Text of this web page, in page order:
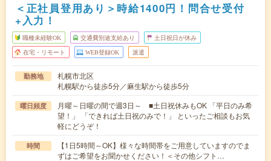
＜正社員登用あり＞時給1400円！問合せ受付
+入力！
職種未経験OK 交通費別途支給あり 土日祝日が休み
在宅・リモート WEB登録OK 派遣
勤務地
札幌市北区
札幌駅から徒歩5分／麻生駅から徒歩5分
曜日頻度
月曜～日曜の間で週3日～ ■土日祝休みもOK 「平日のみ希
望！」 「できれば土日祝のみで！」 といったご相談もお気
軽にどうぞ！
時間
【1日5時間～OK】様々な時間帯をご用意していますのでま
ずはご希望をお聞かせください！＜その他シフト…